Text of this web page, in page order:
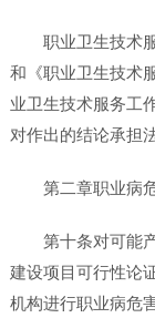
职业卫生技术
和《职业卫生技术
业卫生技术服务工
对作出的结论承担
第二章职业病
第十条对可能
建设项目可行性论
机构进行职业病危